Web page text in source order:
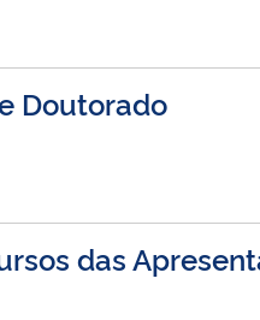
Doutorado
das